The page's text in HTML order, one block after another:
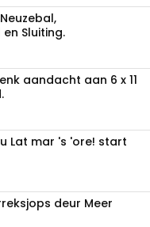
Sluiting.
aandacht aan 6 x 11
Lat mar 's 'ore! start
deur Meer